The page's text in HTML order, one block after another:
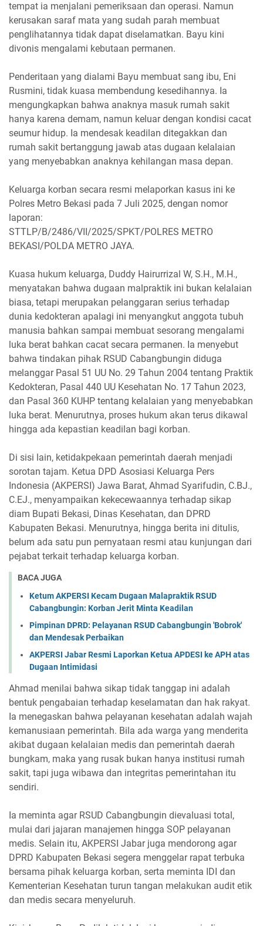
tempat ia menjalani pemeriksaan dan operasi. Namun
kerusakan saraf mata yang sudah parah membuat
penglihatannya tidak dapat diselamatkan. Bayu kini
divonis mengalami kebutaan permanen.
Penderitaan yang dialami Bayu membuat sang ibu, Eni
Rusmini, tidak kuasa membendung kesedihannya. Ia
mengungkapkan bahwa anaknya masuk rumah sakit
hanya karena demam, namun keluar dengan kondisi cacat
seumur hidup. Ia mendesak keadilan ditegakkan dan
rumah sakit bertanggung jawab atas dugaan kelalaian
yang menyebabkan anaknya kehilangan masa depan.
Keluarga korban secara resmi melaporkan kasus ini ke
Polres Metro Bekasi pada 7 Juli 2025, dengan nomor
laporan:
STTLP/B/2486/VII/2025/SPKT/POLRES METRO
BEKASI/POLDA METRO JAYA.
Kuasa hukum keluarga, Duddy Hairurrizal W, S.H., M.H.,
menyatakan bahwa dugaan malpraktik ini bukan kelalaian
biasa, tetapi merupakan pelanggaran serius terhadap
dunia kedokteran apalagi ini menyangkut anggota tubuh
manusia bahkan sampai membuat sesorang mengalami
luka berat bahkan cacat secara permanen. Ia menyebut
bahwa tindakan pihak RSUD Cabangbungin diduga
melanggar Pasal 51 UU No. 29 Tahun 2004 tentang Praktik
Kedokteran, Pasal 440 UU Kesehatan No. 17 Tahun 2023,
dan Pasal 360 KUHP tentang kelalaian yang menyebabkan
luka berat. Menurutnya, proses hukum akan terus dikawal
hingga ada kepastian keadilan bagi korban.
Di sisi lain, ketidakpekaan pemerintah daerah menjadi
sorotan tajam. Ketua DPD Asosiasi Keluarga Pers
Indonesia (AKPERSI) Jawa Barat, Ahmad Syarifudin, C.BJ.,
C.EJ., menyampaikan kekecewaannya terhadap sikap
diam Bupati Bekasi, Dinas Kesehatan, dan DPRD
Kabupaten Bekasi. Menurutnya, hingga berita ini ditulis,
belum ada satu pun pernyataan resmi atau kunjungan dari
pejabat terkait terhadap keluarga korban.
BACA JUGA
Ketum AKPERSI Kecam Dugaan Malapraktik RSUD
Cabangbungin: Korban Jerit Minta Keadilan
Pimpinan DPRD: Pelayanan RSUD Cabangbungin 'Bobrok'
dan Mendesak Perbaikan
AKPERSI Jabar Resmi Laporkan Ketua APDESI ke APH atas
Dugaan Intimidasi
Ahmad menilai bahwa sikap tidak tanggap ini adalah
bentuk pengabaian terhadap keselamatan dan hak rakyat.
Ia menegaskan bahwa pelayanan kesehatan adalah wajah
kemanusiaan pemerintah. Bila ada warga yang menderita
akibat dugaan kelalaian medis dan pemerintah daerah
bungkam, maka yang rusak bukan hanya institusi rumah
sakit, tapi juga wibawa dan integritas pemerintahan itu
sendiri.
Ia meminta agar RSUD Cabangbungin dievaluasi total,
mulai dari jajaran manajemen hingga SOP pelayanan
medis. Selain itu, AKPERSI Jabar juga mendorong agar
DPRD Kabupaten Bekasi segera menggelar rapat terbuka
bersama pihak keluarga korban, serta meminta IDI dan
Kementerian Kesehatan turun tangan melakukan audit etik
dan medis secara menyeluruh.